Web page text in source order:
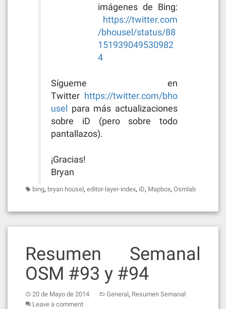
imágenes de Bing:
https://twitter.com
/bhousel/status/88
151939049530982
4
Sígueme en
Twitter https://twitter.com/bho
usel para más actualizaciones
sobre iD (pero sobre todo
pantallazos).
¡Gracias!
Bryan
bing, bryan housel, editor-layer-index, iD, Mapbox, Osmlab
Resumen Semanal
OSM #93 y #94
20 de Mayo de 2014 General, Resumen Semanal
Leave a comment